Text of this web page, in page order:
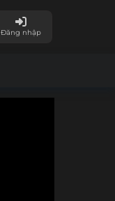
Đăng nhập